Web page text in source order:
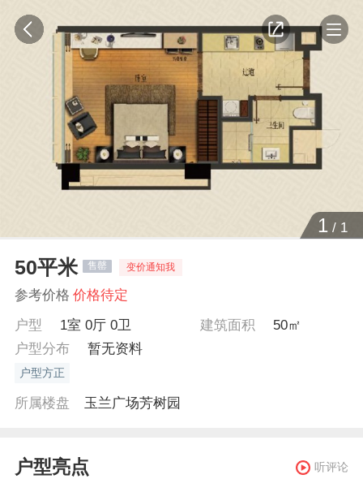
1/ 1
50平米 售罄 变价通知我
参考价格 价格待定
户型
1室 0厅 0卫 建筑面积
50㎡
户型分布
暂无资料
户型方正
所属楼盘 玉兰广场芳树园
户型亮点 听评论